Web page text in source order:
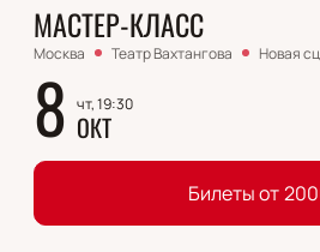
МАСТЕР-КЛАСС
Москва Театр Вахтангова Новая
8 чт, 19:30
ОКТ
Билеты от